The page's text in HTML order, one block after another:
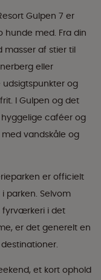
Gulpen 7 er
med. Fra din
masser af stier til
eller
og
I Gulpen og det
caféer og
vandskåle og
er officielt
parken. Selvom
fyrværkeri i det
er det generelt en
et kort ophold